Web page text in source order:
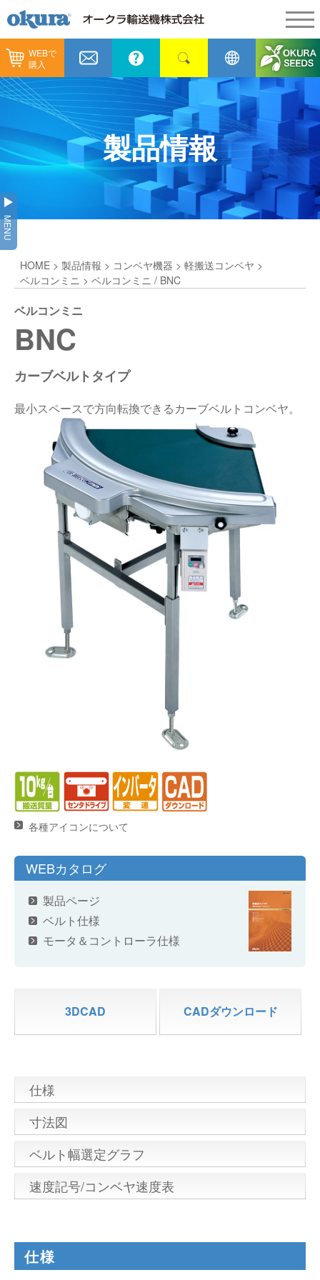
WEBで
購入
製品情報
製品情報
コンベヤ機器
コンベヤ機器を探す
ヒント集
GTPシステム
仕分けシステム
ピッキングシステム
保管システム
パレタイズ・デパレタイズシステム
バンニング・デバンニングシステム
バーチカル装置（垂直搬送機）
周辺機器
納入事例
納入事例
全業種
飲料
通販
食品
メンテナンス
カタログ／CAD
代表あいさつ
企業理念
会社概要
事業所一覧
オークラグループ
事業紹介
オークラの取組み
採用情報
ショールーム
オークラミュージアム
新着情報
物流用語集
オークラ育英財団
プライバシーポリシー
サイトポリシー
製品情報
MENU
HOME > 製品情報 > コンベヤ機器 > 軽搬送コンベヤ >
ベルコンミニ > ベルコンミニ / BNC
ベルコンミニ
BNC
カーブベルトタイプ
最小スペースで方向転換できるカーブベルトコンベヤ。
各種アイコンについて
WEBカタログ
製品ページ
ベルト仕様
モータ＆コントローラ仕様
3DCAD CADダウンロード
仕様
寸法図
ベルト幅選定グラフ
速度記号/コンベヤ速度表
仕様